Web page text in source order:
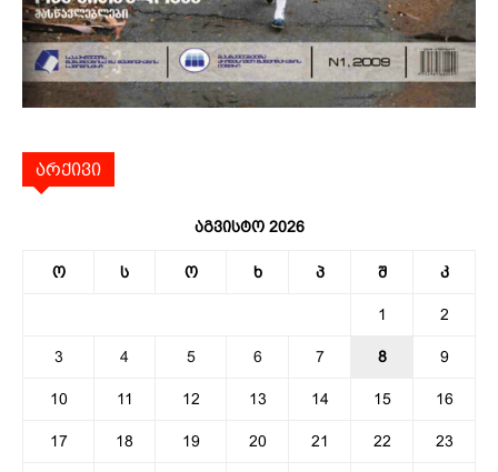
არქივი
აგვისტო 2026
ო ს ო ხ პ შ კ
1 2
3 4 5 6 7 8 9
10 11 12 13 14 15 16
17 18 19 20 21 22 23